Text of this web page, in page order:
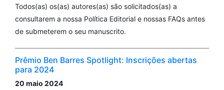
Todos(as) os(as) autores(as) são solicitados(as) a
consultarem a nossa Política Editorial e nossas FAQs antes
de submeterem o seu manuscrito.
Prêmio Ben Barres Spotlight: Inscrições abertas
para 2024
20 maio 2024